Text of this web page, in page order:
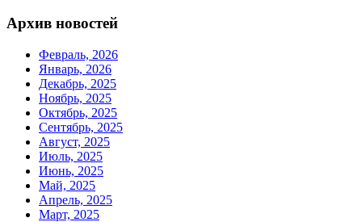
Архив новостей
Февраль, 2026
Январь, 2026
Декабрь, 2025
Ноябрь, 2025
Октябрь, 2025
Сентябрь, 2025
Август, 2025
Июль, 2025
Июнь, 2025
Май, 2025
Апрель, 2025
Март, 2025